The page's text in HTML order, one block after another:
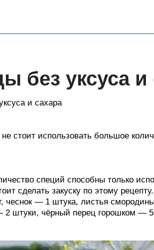
без уксуса и
и сахара
стоит использовать большое
специй способны только
сделать закуску по этому
чеснок — 1 штука, листья
2 штуки, чёрный перец горошком —